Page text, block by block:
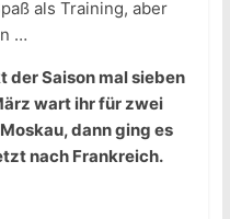
als Training, aber
…
der Saison mal sieben
wart ihr für zwei
dann ging es
nach Frankreich.